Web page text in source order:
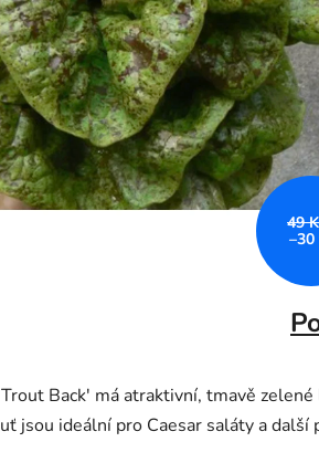
49
–30
Back' má atraktivní, tmavě
jsou ideální pro Caesar saláty a další